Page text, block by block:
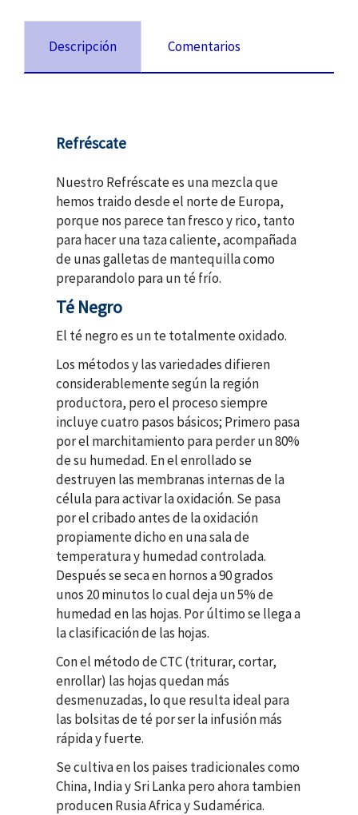
Descripción Comentarios
Refréscate
Nuestro Refréscate es una mezcla que
hemos traido desde el norte de Europa,
porque nos parece tan fresco y rico, tanto
para hacer una taza caliente, acompañada
de unas galletas de mantequilla como
preparandolo para un té frío.
Té Negro
El té negro es un te totalmente oxidado.
Los métodos y las variedades difieren
considerablemente según la región
productora, pero el proceso siempre
incluye cuatro pasos básicos; Primero pasa
por el marchitamiento para perder un 80%
de su humedad. En el enrollado se
destruyen las membranas internas de la
célula para activar la oxidación. Se pasa
por el cribado antes de la oxidación
propiamente dicho en una sala de
temperatura y humedad controlada.
Después se seca en hornos a 90 grados
unos 20 minutos lo cual deja un 5% de
humedad en las hojas. Por último se llega a
la clasificación de las hojas.
Con el método de CTC (triturar, cortar,
enrollar) las hojas quedan más
desmenuzadas, lo que resulta ideal para
las bolsitas de té por ser la infusión más
rápida y fuerte.
Se cultiva en los paises tradicionales como
China, India y Sri Lanka pero ahora tambien
producen Rusia Africa y Sudamérica.